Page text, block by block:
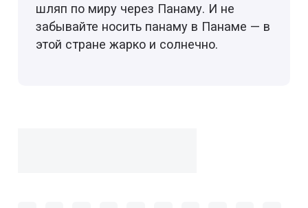
шляп по миру через Панаму. И не
забывайте носить панаму в Панаме — в
этой стране жарко и солнечно.